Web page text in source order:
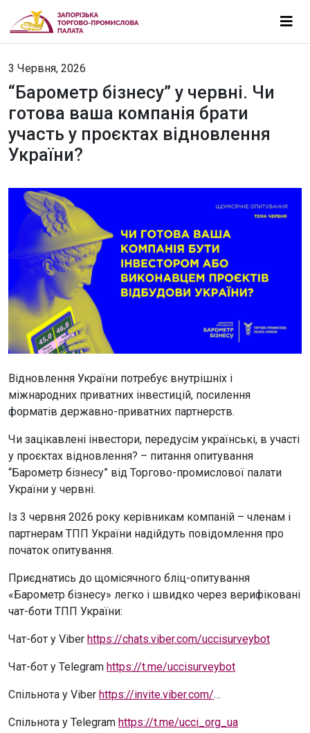
3 Червня, 2026
“Барометр бізнесу” у червні. Чи
готова ваша компанія брати
участь у проєктах відновлення
України?
Відновлення України потребує внутрішніх і
міжнародних приватних інвестицій, посилення
форматів державно-приватних партнерств.
Чи зацікавлені інвестори, передусім українські, в участі
у проєктах відновлення? – питання опитування
“Барометр бізнесу” від Торгово-промислової палати
України у червні.
Із 3 червня 2026 року керівникам компаній – членам і
партнерам ТПП України надійдуть повідомлення про
початок опитування.
Приєднатись до щомісячного бліц-опитування
«Барометр бізнесу» легко і швидко через верифіковані
чат-боти ТПП України:
Чат-бот у Viber https://chats.viber.com/uccisurveybot
Чат-бот у Telegram https://t.me/uccisurveybot
Спільнота у Viber https://invite.viber.com/…
Спільнота у Telegram https://t.me/ucci_org_ua